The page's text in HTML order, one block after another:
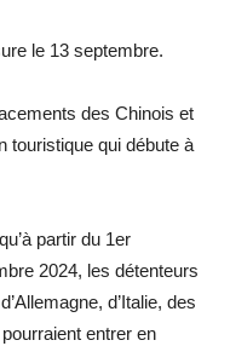
le 13 septembre.
des Chinois et
touristique qui débute à
partir du 1er
2024, les détenteurs
d’Italie, des
entrer en